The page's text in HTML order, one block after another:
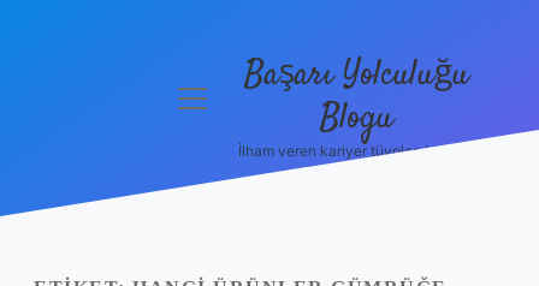
menüyüBaşarı Yolculuğu
Blogu
İlham veren kariyer tüyoları burada!